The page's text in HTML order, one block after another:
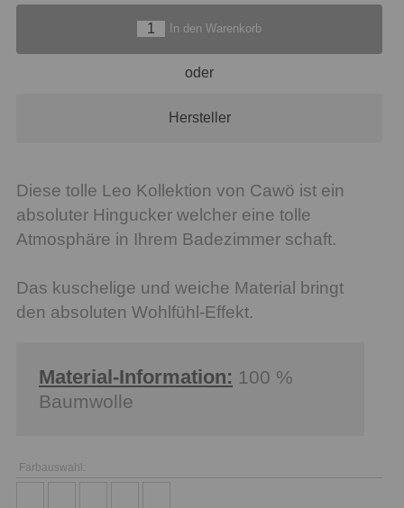
In den Warenkorb
oder
Hersteller
Diese tolle Leo Kollektion von Cawö ist ein
absoluter Hingucker welcher eine tolle
Atmosphäre in Ihrem Badezimmer schaft.
Das kuschelige und weiche Material bringt
den absoluten Wohlfühl-Effekt.
Material-Information: 100 %
Baumwolle
Farbauswahl: